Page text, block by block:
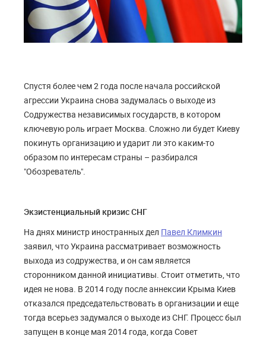
Спустя более чем 2 года после начала российской
агрессии Украина снова задумалась о выходе из
Содружества независимых государств, в котором
ключевую роль играет Москва. Сложно ли будет Киеву
покинуть организацию и ударит ли это каким-то
образом по интересам страны – разбирался
"Обозреватель".
Экзистенциальный кризис СНГ
На днях министр иностранных дел Павел Климкин
заявил, что Украина рассматривает возможность
выхода из содружества, и он сам является
сторонником данной инициативы. Стоит отметить, что
идея не нова. В 2014 году после аннексии Крыма Киев
отказался председательствовать в организации и еще
тогда всерьез задумался о выходе из СНГ. Процесс был
запущен в конце мая 2014 года, когда Совет